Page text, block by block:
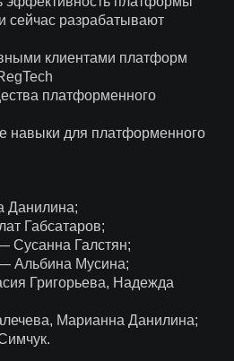
сейчас разрабатывают
клиентами платформ
платформенного
навыки для платформенного
Данилина;
Габсатаров;
Сусанна Галстян;
Альбина Мусина;
Григорьева, Надежда
Марианна Данилина;